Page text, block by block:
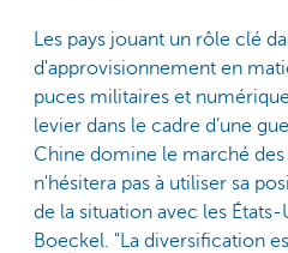
Les pays jouant un rôle clé
d'approvisionnement en
puces militaires et
levier dans le cadre d’une
Chine domine le marché
n'hésitera pas à utiliser sa
de la situation avec les
Boeckel. "La diversification